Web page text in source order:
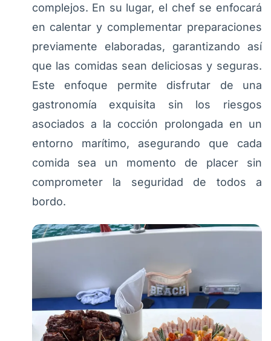
complejos. En su lugar, el chef se enfocará
en calentar y complementar preparaciones
previamente elaboradas, garantizando así
que las comidas sean deliciosas y seguras.
Este enfoque permite disfrutar de una
gastronomía exquisita sin los riesgos
asociados a la cocción prolongada en un
entorno marítimo, asegurando que cada
comida sea un momento de placer sin
comprometer la seguridad de todos a
bordo.